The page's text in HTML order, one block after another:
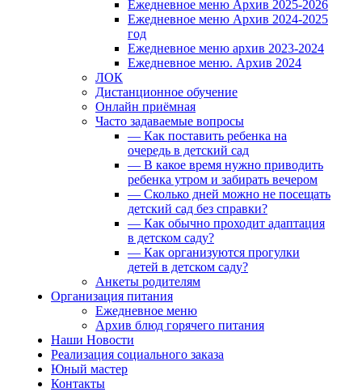
Ежедневное меню Архив 2025-2026
Ежедневное меню Архив 2024-2025
год
Ежедневное меню архив 2023-2024
Ежедневное меню. Архив 2024
ЛОК
Дистанционное обучение
Онлайн приёмная
Часто задаваемые вопросы
— Как поставить ребенка на
очередь в детский сад
— В какое время нужно приводить
ребенка утром и забирать вечером
— Сколько дней можно не посещать
детский сад без справки?
— Как обычно проходит адаптация
в детском саду?
— Как организуются прогулки
детей в детском саду?
Анкеты родителям
Организация питания
Ежедневное меню
Архив блюд горячего питания
Наши Новости
Реализация социального заказа
Юный мастер
Контакты